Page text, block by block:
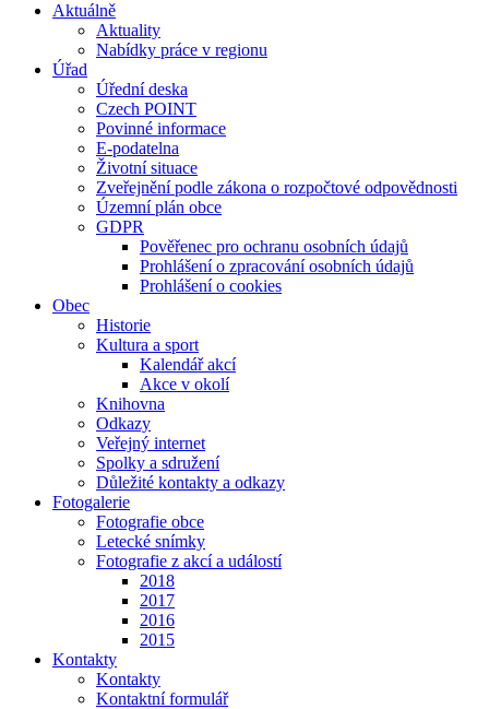
Aktuálně
Aktuality
Nabídky práce v regionu
Úřad
Úřední deska
Czech POINT
Povinné informace
E-podatelna
Životní situace
Zveřejnění podle zákona o rozpočtové odpovědnosti
Územní plán obce
GDPR
Pověřenec pro ochranu osobních údajů
Prohlášení o zpracování osobních údajů
Prohlášení o cookies
Obec
Historie
Kultura a sport
Kalendář akcí
Akce v okolí
Knihovna
Odkazy
Veřejný internet
Spolky a sdružení
Důležité kontakty a odkazy
Fotogalerie
Fotografie obce
Letecké snímky
Fotografie z akcí a událostí
2018
2017
2016
2015
Kontakty
Kontakty
Kontaktní formulář